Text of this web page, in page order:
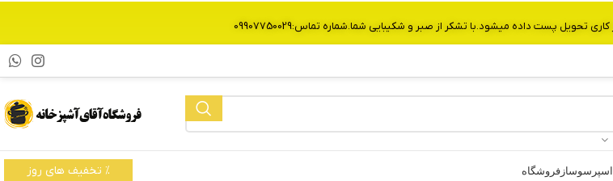
اسپرسوساز فروشگاه % تخفیف های روز